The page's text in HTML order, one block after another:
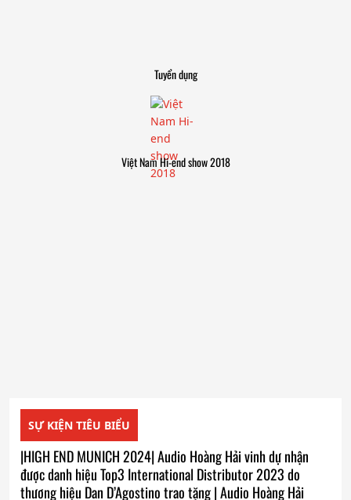
Tuyển dụng
Việt Nam Hi-end show 2018
SỰ KIỆN TIÊU BIỂU
|HIGH END MUNICH 2024| Audio Hoàng Hải vinh dự nhận
được danh hiệu Top3 International Distributor 2023 do
thương hiệu Dan D’Agostino trao tặng | Audio Hoàng Hải